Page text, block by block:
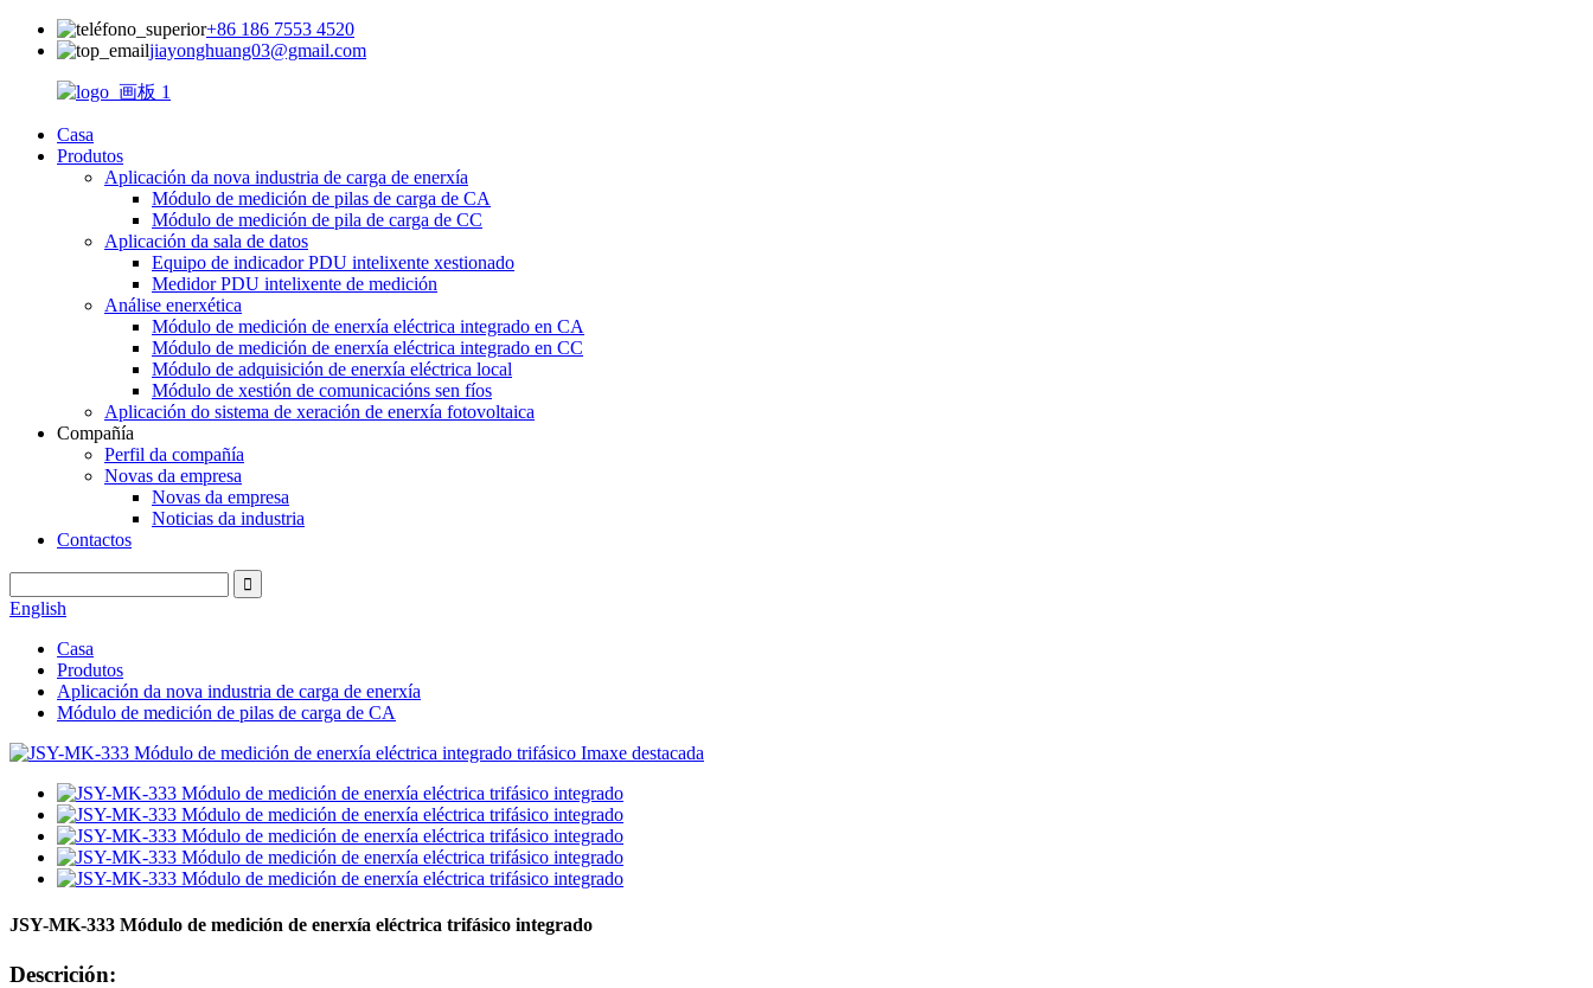
+86 186 7553 4520
jiayonghuang03@gmail.com
Casa
Produtos
Aplicación da nova industria de carga de enerxía
Módulo de medición de pilas de carga de CA
Módulo de medición de pila de carga de CC
Aplicación da sala de datos
Equipo de indicador PDU intelixente xestionado
Medidor PDU intelixente de medición
Análise enerxética
Módulo de medición de enerxía eléctrica integrado en CA
Módulo de medición de enerxía eléctrica integrado en CC
Módulo de adquisición de enerxía eléctrica local
Módulo de xestión de comunicacións sen fíos
Aplicación do sistema de xeración de enerxía fotovoltaica
Compañía
Perfil da compañía
Novas da empresa
Novas da empresa
Noticias da industria
Contactos
English
Casa
Produtos
Aplicación da nova industria de carga de enerxía
Módulo de medición de pilas de carga de CA
JSY-MK-333 Módulo de medición de enerxía eléctrica trifásico integrado
Descrición: